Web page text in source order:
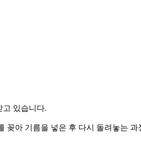
고 있습니다.
아 기름을 넣은 후 다시 돌려놓는